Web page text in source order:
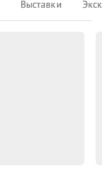
Выставки